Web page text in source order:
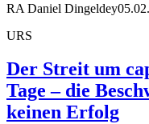
RA Daniel Dingeldey
URS
Der Streit um
Tage – die
keinen Erfolg